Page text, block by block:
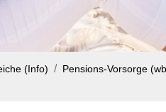
(Info)
Pensions-Vorsorge